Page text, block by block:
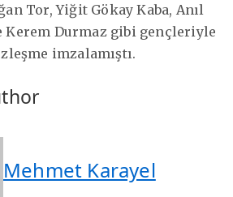
Tor, Yiğit Gökay Kaba, Anıl
Kerem Durmaz gibi gençleriyle
imzalamıştı.
Mehmet Karayel